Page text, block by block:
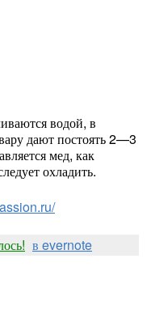
водой, в
дают постоять 2—3
мед, как
охладить.
в evernote